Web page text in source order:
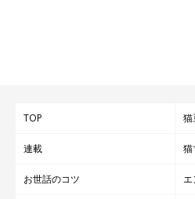
TOP 猫
連載 猫
お世話のコツ エ